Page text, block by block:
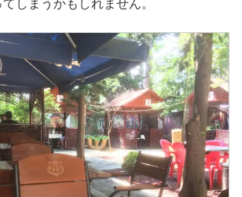
しまうかもしれません。